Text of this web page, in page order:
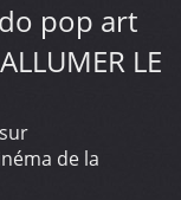
pop art
LE
de la